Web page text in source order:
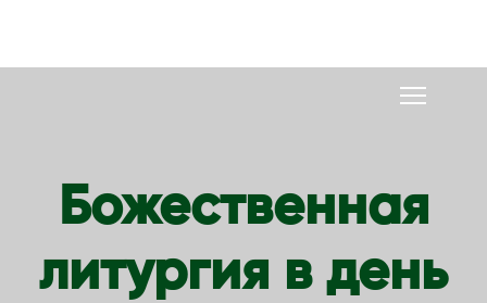
Божественная
литургия в день